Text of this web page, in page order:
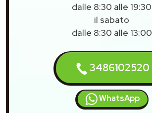
dalle 8:30 alle 19:30
il sabato
dalle 8:30 alle 13:00
3486102520
WhatsApp